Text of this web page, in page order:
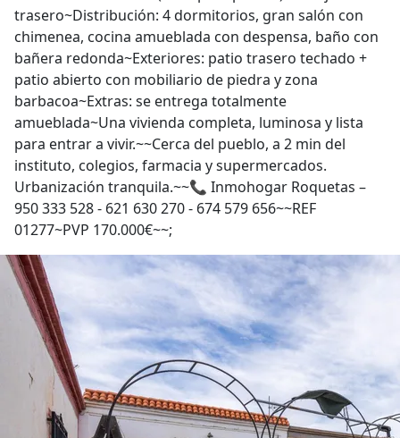
trasero~Distribución: 4 dormitorios, gran salón con
chimenea, cocina amueblada con despensa, baño con
bañera redonda~Exteriores: patio trasero techado +
patio abierto con mobiliario de piedra y zona
barbacoa~Extras: se entrega totalmente
amueblada~Una vivienda completa, luminosa y lista
para entrar a vivir.~~Cerca del pueblo, a 2 min del
instituto, colegios, farmacia y supermercados.
Urbanización tranquila.~~📞 Inmohogar Roquetas –
950 333 528 - 621 630 270 - 674 579 656~~REF
01277~PVP 170.000€~~;